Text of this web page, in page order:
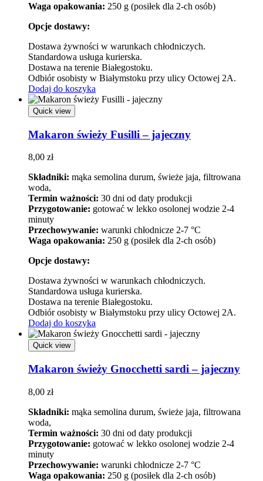
Waga opakowania: 250 g (posiłek dla 2-ch osób)
Opcje dostawy:
Dostawa żywności w warunkach chłodniczych.
Standardowa usługa kurierska.
Dostawa na terenie Białegostoku.
Odbiór osobisty w Białymstoku przy ulicy Octowej 2A.
Dodaj do koszyka
Quick view
Makaron świeży Fusilli – jajeczny
8,00 zł
Składniki: mąka semolina durum, świeże jaja, filtrowana
woda,
Termin ważności: 30 dni od daty produkcji
Przygotowanie: gotować w lekko osolonej wodzie 2-4
minuty
Przechowywanie: warunki chłodnicze 2-7 °C
Waga opakowania: 250 g (posiłek dla 2-ch osób)
Opcje dostawy:
Dostawa żywności w warunkach chłodniczych.
Standardowa usługa kurierska.
Dostawa na terenie Białegostoku.
Odbiór osobisty w Białymstoku przy ulicy Octowej 2A.
Dodaj do koszyka
Quick view
Makaron świeży Gnocchetti sardi – jajeczny
8,00 zł
Składniki: mąka semolina durum, świeże jaja, filtrowana
woda,
Termin ważności: 30 dni od daty produkcji
Przygotowanie: gotować w lekko osolonej wodzie 2-4
minuty
Przechowywanie: warunki chłodnicze 2-7 °C
Waga opakowania: 250 g (posiłek dla 2-ch osób)